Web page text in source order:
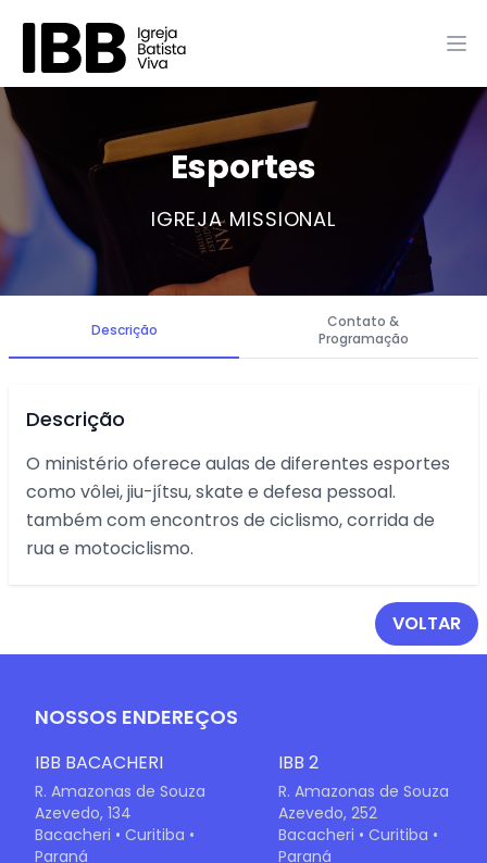
Esportes
IGREJA MISSIONAL
Descrição
Contato &
Programação
Descrição
O ministério oferece aulas de diferentes esportes
como vôlei, jiu-jítsu, skate e defesa pessoal.
também com encontros de ciclismo, corrida de
rua e motociclismo.
VOLTAR
NOSSOS ENDEREÇOS
IBB BACACHERI
R. Amazonas de Souza
Azevedo, 134
Bacacheri • Curitiba •
Paraná
IBB 2
R. Amazonas de Souza
Azevedo, 252
Bacacheri • Curitiba •
Paraná